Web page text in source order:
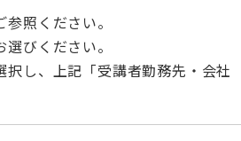
参照ください。
びください。
し、上記「受講者勤務先・会社